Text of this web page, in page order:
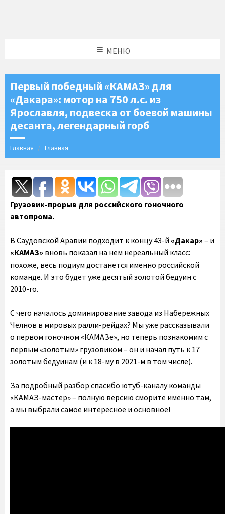
МЕНЮ
Первый победный «КАМАЗ» для
«Дакара»: мотор на 750 л.с. из
Ярославля, подвеска от боевой машины
десанта, легендарный горб
Главная Главная
Грузовик-прорыв для российского гоночного
автопрома.
В Саудовской Аравии подходит к концу 43-й «Дакар» – и
«КАМАЗ» вновь показал на нем нереальный класс:
похоже, весь подиум достанется именно российской
команде. И это будет уже десятый золотой бедуин с
2010-го.
С чего началось доминирование завода из Набережных
Челнов в мировых ралли-рейдах? Мы уже рассказывали
о первом гоночном «КАМАЗе», но теперь познакомим с
первым «золотым» грузовиком – он и начал путь к 17
золотым бедуинам (и к 18-му в 2021-м в том числе).
За подробный разбор спасибо ютуб-каналу команды
«КАМАЗ-мастер» – полную версию сморите именно там,
а мы выбрали самое интересное и основное!